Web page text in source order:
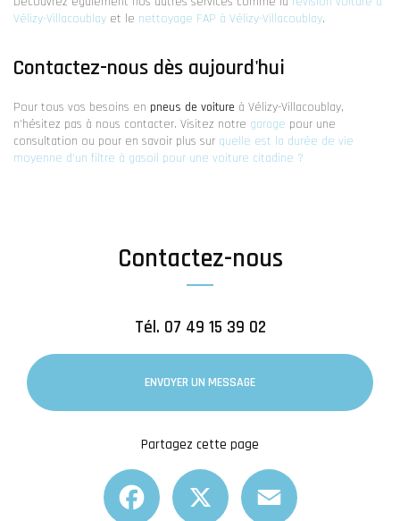
Vélizy-Villacoublay et le nettoyage FAP à Vélizy-Villacoublay.
Contactez-nous dès aujourd'hui
Pour tous vos besoins en pneus de voiture à Vélizy-Villacoublay,
n'hésitez pas à nous contacter. Visitez notre garage pour une
consultation ou pour en savoir plus sur quelle est la durée de vie
moyenne d'un filtre à gasoil pour une voiture citadine ?
Contactez-nous
Tél. 07 49 15 39 02
ENVOYER UN MESSAGE
Partagez cette page
Facebook